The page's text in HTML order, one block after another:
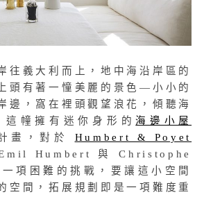
往義大利而上，地中海沿岸區的
頭有著一憧美麗的景色—小小的
邊，窩在裡頭觀望浪花，傾聽海
這幢擁有迷你身形的 海邊小屋
畫，對於 Humbert & Poyet
Humbert 與 Christophe
項困難的挑戰，要讓這小空間
空間，拓展規劃即是一項難度重